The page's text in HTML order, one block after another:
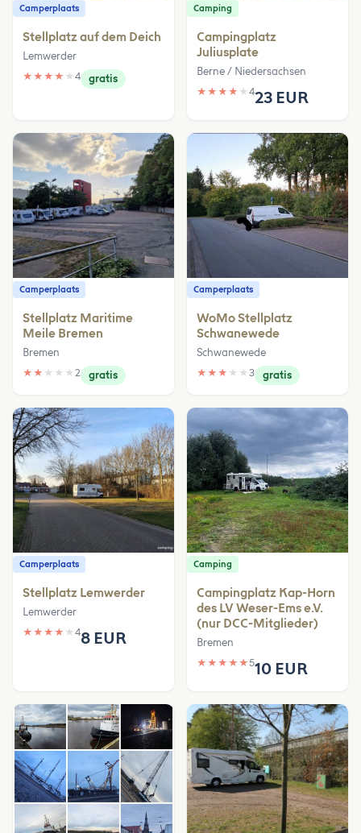
Camperplaats
Stellplatz auf dem Deich
Lemwerder
★ ★ ★ ★ ★ 4 gratis
Camping
Campingplatz
Juliusplate
Berne / Niedersachsen
★ ★ ★ ★ ★ 423 EUR
Camperplaats
Stellplatz Maritime
Meile Bremen
Bremen
★ ★ ★ ★ ★ 2 gratis
Camperplaats
WoMo Stellplatz
Schwanewede
Schwanewede
★ ★ ★ ★ ★ 3 gratis
Camperplaats
Stellplatz Lemwerder
Lemwerder
★ ★ ★ ★ ★ 48 EUR
Camping
Campingplatz Kap-Horn
des LV Weser-Ems e.V.
(nur DCC-Mitglieder)
Bremen
★ ★ ★ ★ ★510 EUR